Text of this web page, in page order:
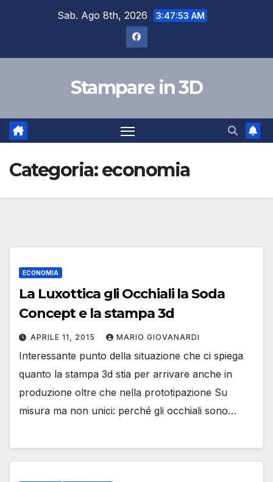
Sab. Ago 8th, 2026 3:47:54 AM
Stampare in 3D
Categoria:economia
ECONOMIA
La Luxottica gli Occhiali la Soda
Concept e la stampa 3d
APRILE 11, 2015 MARIO GIOVANARDI
Interessante punto della situazione che ci spiega
quanto la stampa 3d stia per arrivare anche in
produzione oltre che nella prototipazione Su
misura ma non unici: perché gli occhiali sono…